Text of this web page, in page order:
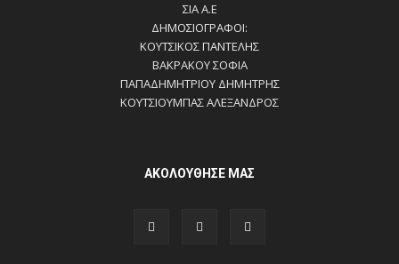
ΣΙΑ Α.Ε
ΔΗΜΟΣΙΟΓΡΑΦΟΙ:
ΚΟΥΤΣΙΚΟΣ ΠΑΝΤΕΛΗΣ
ΒΑΚΡΑΚΟΥ ΣΟΦΙΑ
ΠΑΠΑΔΗΜΗΤΡΙΟΥ ΔΗΜΗΤΡΗΣ
ΚΟΥΤΣΙΟΥΜΠΑΣ ΑΛΕΞΑΝΔΡΟΣ
ΑΚΟΛΟΥΘΗΣΕ ΜΑΣ